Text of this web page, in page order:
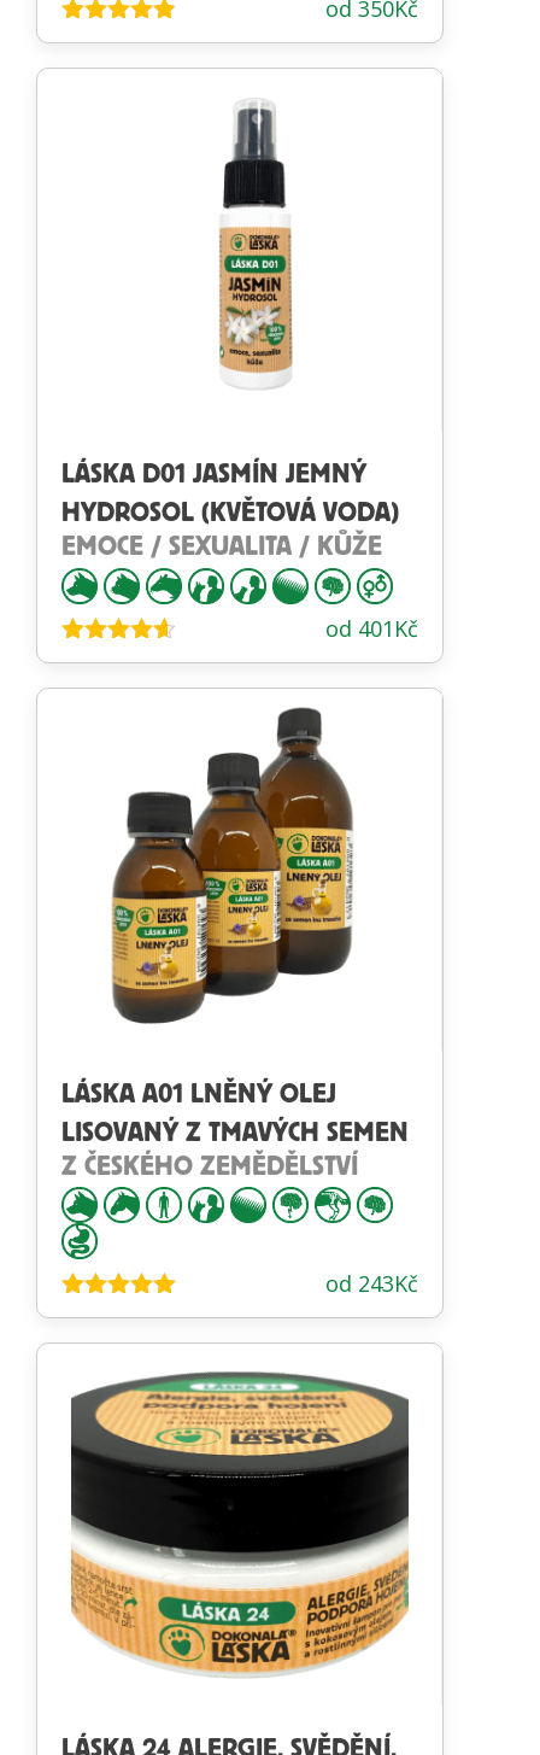
Hodnocení
od 350Kč
LÁSKA D01 JASMÍN JEMNÝ
HYDROSOL (KVĚTOVÁ VODA)
EMOCE / SEXUALITA / KŮŽE
Hodnocení
od 401 Kč
LÁSKA A01 LNĚNÝ OLEJ
LISOVANÝ Z TMAVÝCH SEMEN
Z ČESKÉHO ZEMĚDĚLSTVÍ
Hodnocení
od 243Kč
LÁSKA 24 ALERGIE, SVĚDĚNÍ,